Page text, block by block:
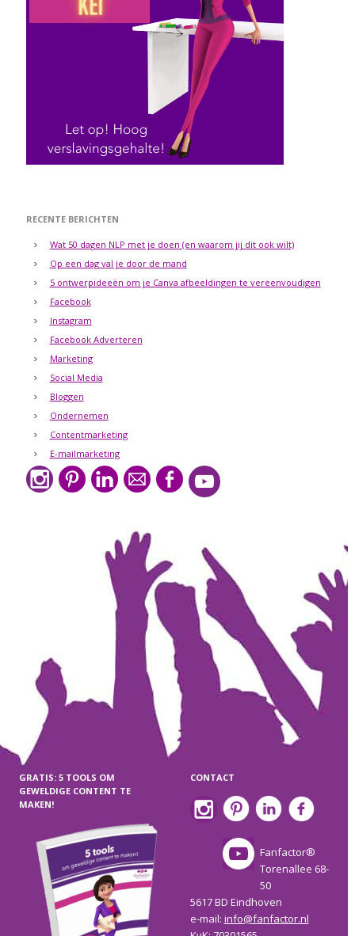
RECENTE BERICHTEN
Wat 50 dagen NLP met je doen (en waarom jij dit ook wilt)
Op een dag val je door de mand
5 ontwerpideeën om je Canva afbeeldingen te vereenvoudigen
Facebook
Instagram
Facebook Adverteren
Marketing
Social Media
Bloggen
Ondernemen
Contentmarketing
E-mailmarketing
GRATIS: 5 TOOLS OM
GEWELDIGE CONTENT TE
MAKEN!
CONTACT
Fanfactor®
Torenallee 68-
50
5617 BD Eindhoven
e-mail: info@fanfactor.nl